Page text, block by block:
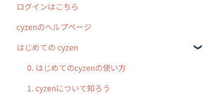
2024年のリリース情報
2023年のリリース情報
過去のリリース
2019年までのリリース情報
お客様の声を実現しました
ログインはこちら
cyzenのヘルプページ
はじめての cyzen
0. はじめてのcyzenの使い方
1. cyzenについて知ろう